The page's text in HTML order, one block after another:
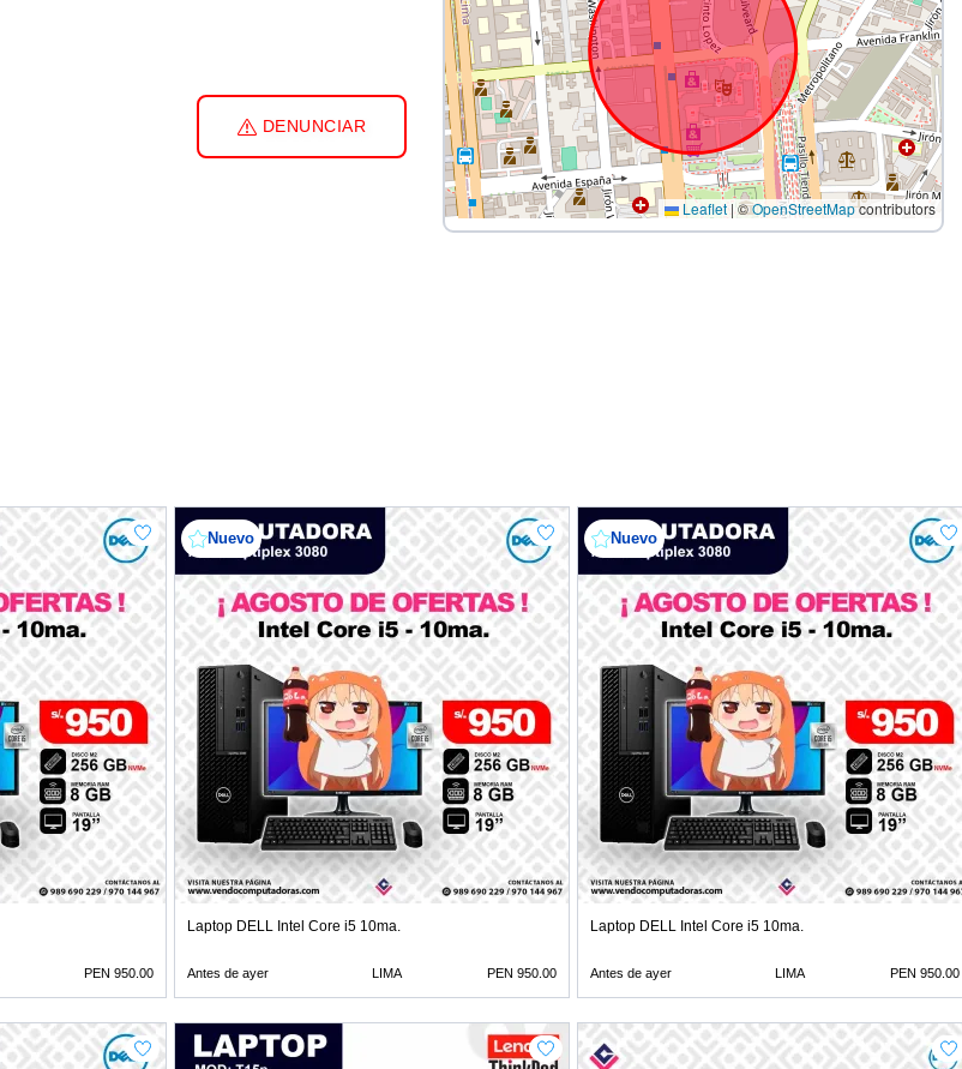
DENUNCIAR
Leaflet |©OpenStreetMapcontributors
PEN 950.00
Nuevo
Laptop DELL Intel Core i5 10ma.
Antes de ayer LIMA PEN 950.00
Nuevo
Laptop DELL Intel Core i5 10ma.
Antes de ayer LIMA PEN 950.00